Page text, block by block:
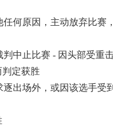
何原因，主动放弃比赛
中止比赛 - 因头部受重
定获胜
出场外，或因该选手受